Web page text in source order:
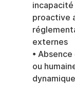
proactive
externes
•
ou